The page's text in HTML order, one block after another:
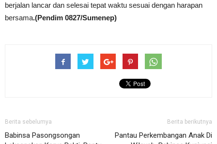
berjalan lancar dan selesai tepat waktu sesuai dengan harapan
bersama.(Pendim 0827/Sumenep)
Berita sebelumya
Babinsa Pasongsongan
Berita berikutnya
Pantau Perkembangan Anak Di